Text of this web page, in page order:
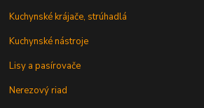
Kuchynské krájače, strúhadlá
Kuchynské nástroje
Lisy a pasírovače
Nerezový riad